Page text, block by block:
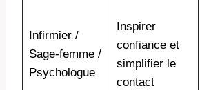
Infirmier /
Sage-femme /
Psychologue
Inspirer
confiance et
simplifier le
contact